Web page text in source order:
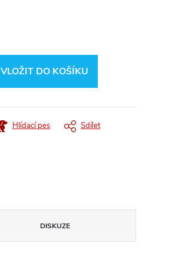
VLOŽIT DO KOŠÍKU
Hlídací pes Sdílet
DISKUZE